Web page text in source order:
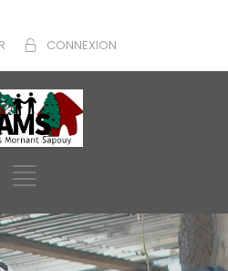
CONNEXION